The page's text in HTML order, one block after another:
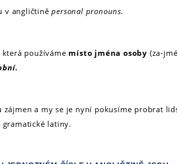
v angličtiněpersonal pronouns.
používáme místo jména osoby (za-
.
zájmen a my se je nyní pokusíme probrat
latiny.